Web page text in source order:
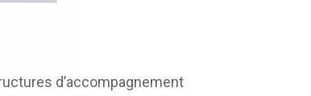
d’accompagnement